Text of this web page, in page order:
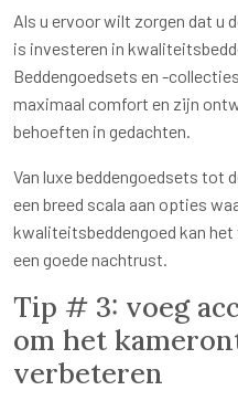
Als u ervoor wilt zorgen dat u
is investeren in
Beddengoedsets en -
maximaal comfort en zijn
behoeften in gedachten.
Van luxe beddengoedsets tot
een breed scala aan opties
kwaliteitsbeddengoed kan
een goede nachtrust.
Tip # 3: voeg
om het
verbeteren